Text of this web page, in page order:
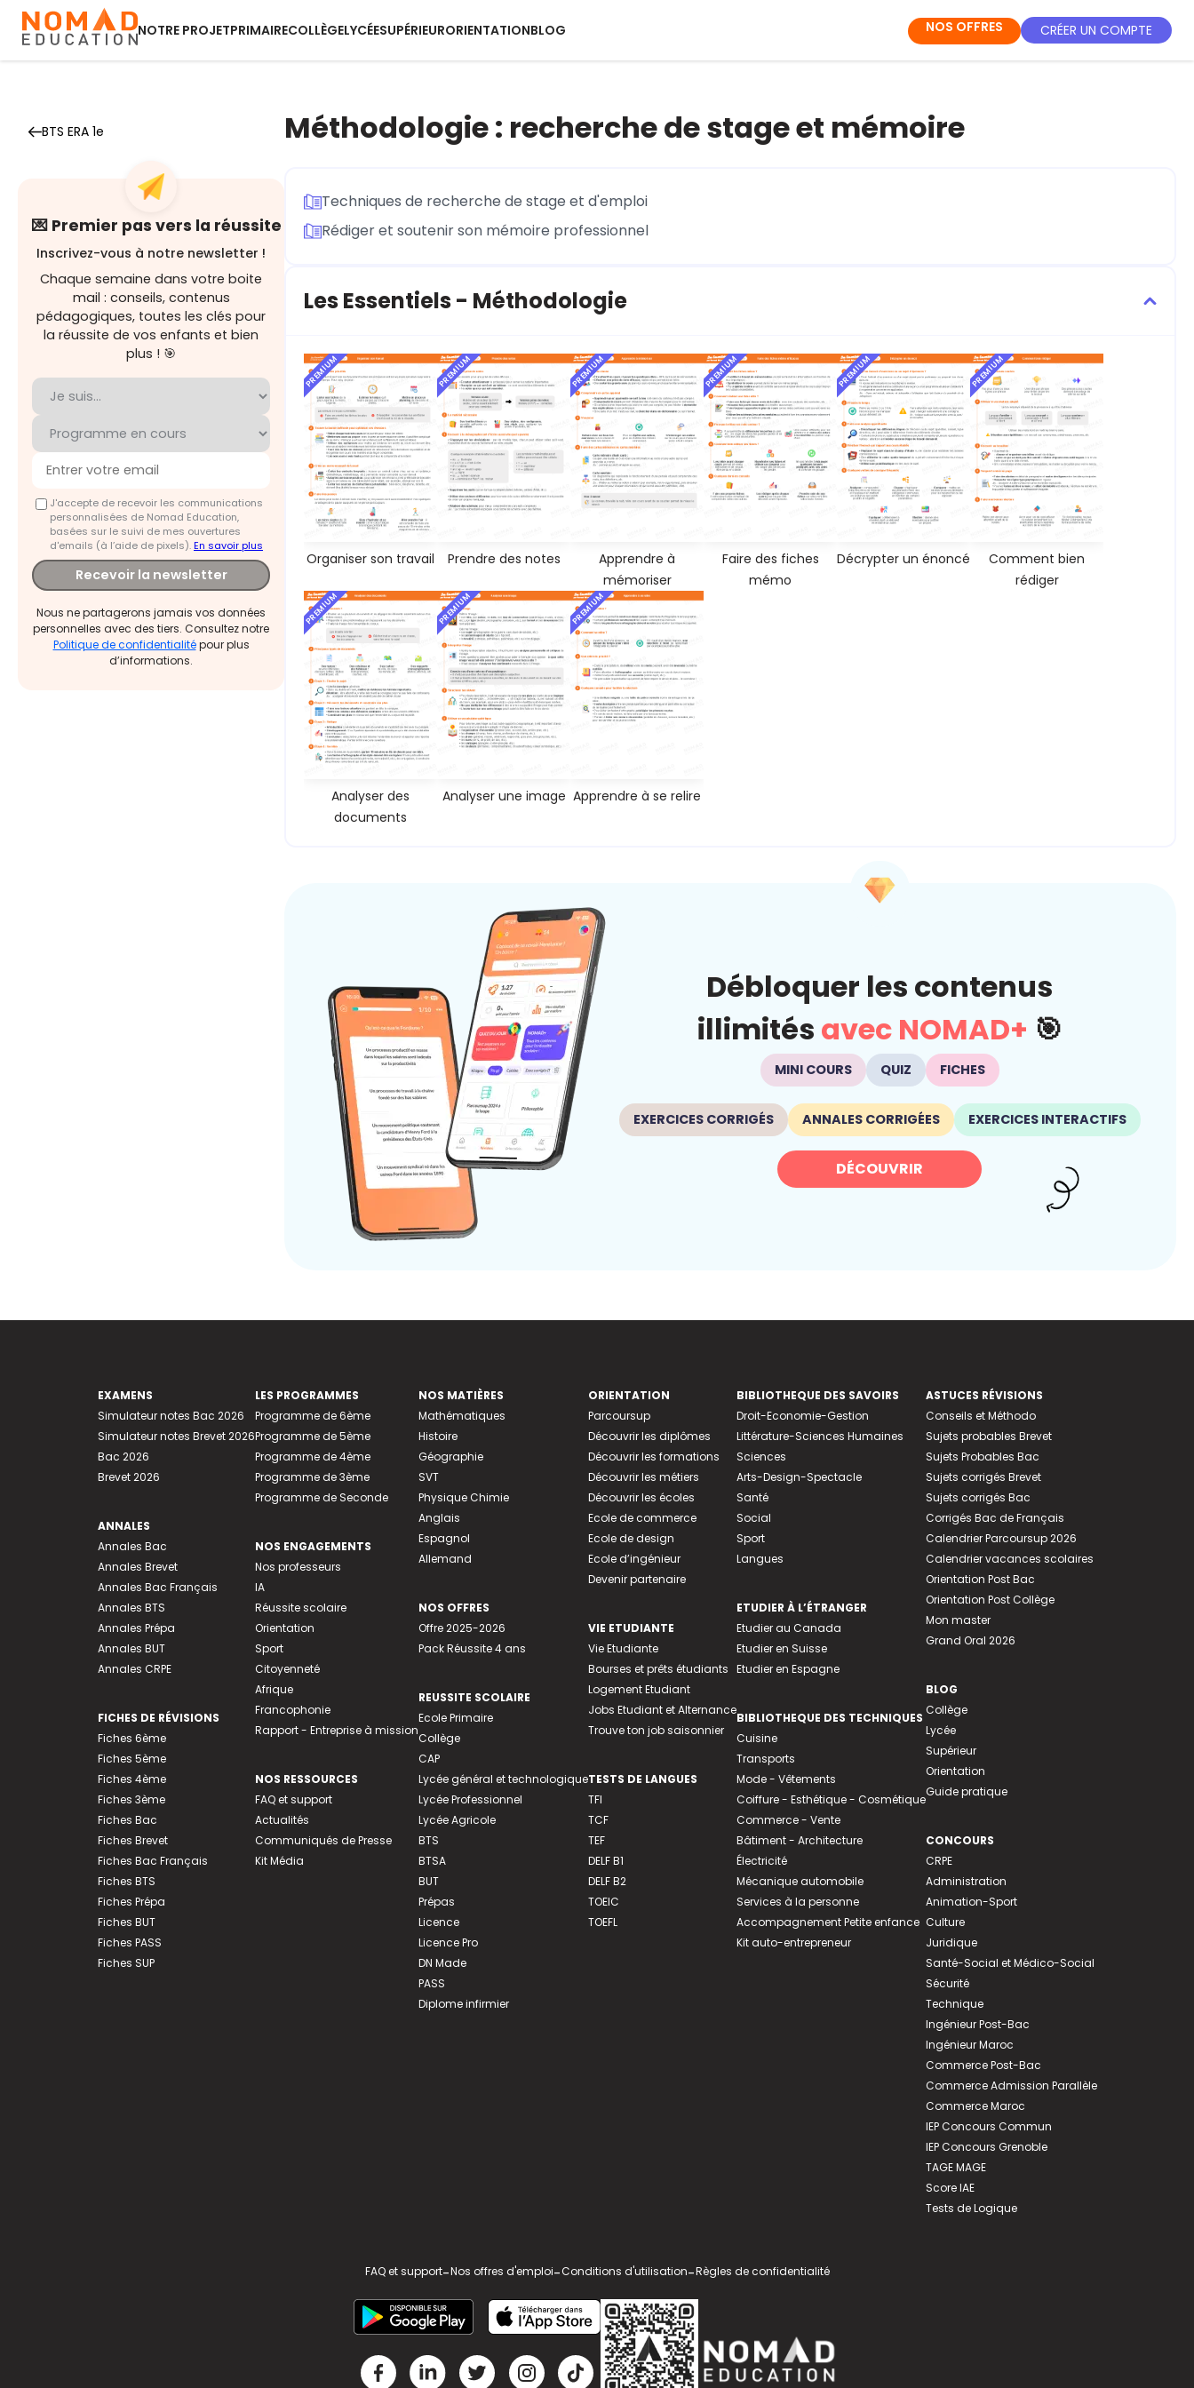
NOTRE PROJETPRIMAIRECOLLÈGELYCÉESUPÉRIEURORIENTATIONBLOG NOS OFFRES CRÉER UN COMPTE
BTS ERA 1e
💌 Premier pas vers la réussite
Inscrivez-vous à notre newsletter !
Chaque semaine dans votre boite
mail : conseils, contenus
pédagogiques, toutes les clés pour
la réussite de vos enfants et bien
plus ! 🎯
J'accepte de recevoir les communications
personnalisées de Nomad Education,
basées sur le suivi de mes ouvertures
d'emails (à l’aide de pixels).En savoir plus
Recevoir la newsletter
Nous ne partagerons jamais vos données
personnelles avec des tiers. Consultez notre
Politique de confidentialitépour plus
d’informations.
Méthodologie : recherche de stage et mémoire
Techniques de recherche de stage et d'emploi
Rédiger et soutenir son mémoire professionnel
Les Essentiels - Méthodologie
PREMIUM
Organiser son travail
PREMIUM
Prendre des notes
PREMIUM
Apprendre à
mémoriser
PREMIUM
Faire des fiches
mémo
PREMIUM
Décrypter un énoncé
PREMIUM
Comment bien
rédiger
PREMIUM
Analyser des
documents
PREMIUM
Analyser une image
PREMIUM
Apprendre à se relire
Débloquer les contenus
illimités avec NOMAD+ 🎯
MINI COURS QUIZ FICHES
EXERCICES CORRIGÉS ANNALES CORRIGÉES EXERCICES INTERACTIFS
DÉCOUVRIR
EXAMENS
Simulateur notes Bac 2026
Simulateur notes Brevet 2026
Bac 2026
Brevet 2026
ANNALES
Annales Bac
Annales Brevet
Annales Bac Français
Annales BTS
Annales Prépa
Annales BUT
Annales CRPE
FICHES DE RÉVISIONS
Fiches 6ème
Fiches 5ème
Fiches 4ème
Fiches 3ème
Fiches Bac
Fiches Brevet
Fiches Bac Français
Fiches BTS
Fiches Prépa
Fiches BUT
Fiches PASS
Fiches SUP
LES PROGRAMMES
Programme de 6ème
Programme de 5ème
Programme de 4ème
Programme de 3ème
Programme de Seconde
NOS ENGAGEMENTS
Nos professeurs
IA
Réussite scolaire
Orientation
Sport
Citoyenneté
Afrique
Francophonie
Rapport - Entreprise à mission
NOS RESSOURCES
FAQ et support
Actualités
Communiqués de Presse
Kit Média
NOS MATIÈRES
Mathématiques
Histoire
Géographie
SVT
Physique Chimie
Anglais
Espagnol
Allemand
NOS OFFRES
Offre 2025-2026
Pack Réussite 4 ans
REUSSITE SCOLAIRE
Ecole Primaire
Collège
CAP
Lycée général et technologique
Lycée Professionnel
Lycée Agricole
BTS
BTSA
BUT
Prépas
Licence
Licence Pro
DN Made
PASS
Diplome infirmier
ORIENTATION
Parcoursup
Découvrir les diplômes
Découvrir les formations
Découvrir les métiers
Découvrir les écoles
Ecole de commerce
Ecole de design
Ecole d’ingénieur
Devenir partenaire
VIE ETUDIANTE
Vie Etudiante
Bourses et prêts étudiants
Logement Etudiant
Jobs Etudiant et Alternance
Trouve ton job saisonnier
TESTS DE LANGUES
TFI
TCF
TEF
DELF B1
DELF B2
TOEIC
TOEFL
BIBLIOTHEQUE DES SAVOIRS
Droit-Economie-Gestion
Littérature-Sciences Humaines
Sciences
Arts-Design-Spectacle
Santé
Social
Sport
Langues
ETUDIER À L’ÉTRANGER
Etudier au Canada
Etudier en Suisse
Etudier en Espagne
BIBLIOTHEQUE DES TECHNIQUES
Cuisine
Transports
Mode - Vêtements
Coiffure - Esthétique - Cosmétique
Commerce - Vente
Bâtiment - Architecture
Électricité
Mécanique automobile
Services à la personne
Accompagnement Petite enfance
Kit auto-entrepreneur
ASTUCES RÉVISIONS
Conseils et Méthodo
Sujets probables Brevet
Sujets Probables Bac
Sujets corrigés Brevet
Sujets corrigés Bac
Corrigés Bac de Français
Calendrier Parcoursup 2026
Calendrier vacances scolaires
Orientation Post Bac
Orientation Post Collège
Mon master
Grand Oral 2026
BLOG
Collège
Lycée
Supérieur
Orientation
Guide pratique
CONCOURS
CRPE
Administration
Animation-Sport
Culture
Juridique
Santé-Social et Médico-Social
Sécurité
Technique
Ingénieur Post-Bac
Ingénieur Maroc
Commerce Post-Bac
Commerce Admission Parallèle
Commerce Maroc
IEP Concours Commun
IEP Concours Grenoble
TAGE MAGE
Score IAE
Tests de Logique
FAQ et support-Nos offres d'emploi-Conditions d'utilisation-Règles de confidentialité